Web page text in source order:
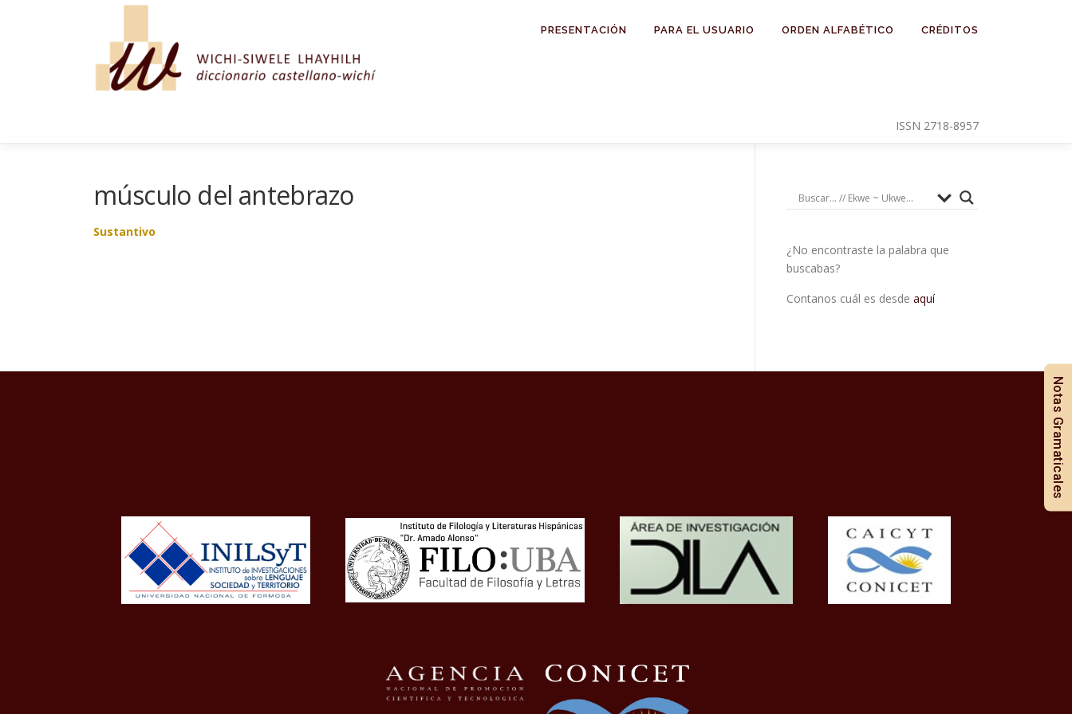
PRESENTACIÓN PARA EL USUARIO ORDEN ALFABÉTICO CRÉDITOS
ISSN 2718-8957
músculo del antebrazo
Sustantivo
¿No encontraste la palabra que
buscabas?
Contanos cuál es desde aquí
Notas Gramaticales